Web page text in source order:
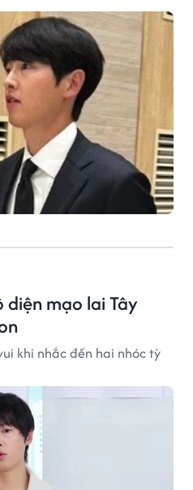
diện mạo lai Tây
khi nhắc đến hai nhóc tỳ